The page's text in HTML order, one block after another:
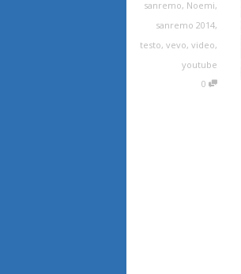
sanremo, Noemi,
sanremo 2014,
testo, vevo, video,
youtube
0